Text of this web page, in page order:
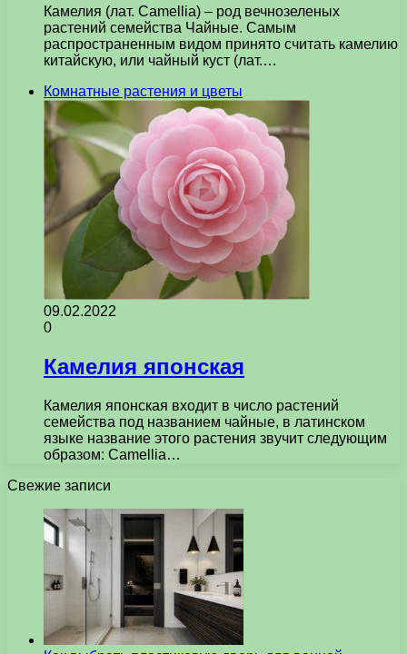
Камелия (лат. Camellia) – род вечнозеленых
растений семейства Чайные. Самым
распространенным видом принято считать камелию
китайскую, или чайный куст (лат.…
Комнатные растения и цветы
09.02.2022
0
Камелия японская
Камелия японская входит в число растений
семейства под названием чайные, в латинском
языке название этого растения звучит следующим
образом: Camellia…
Свежие записи